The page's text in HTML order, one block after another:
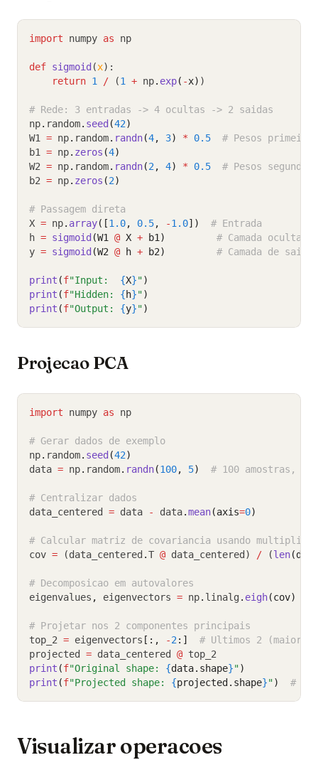
import numpy as np
def sigmoid (x):
return 1 / (1 + np. exp( -x) )
# Rede: 3 entradas -> 4 ocultas -> 2 saidas
np. random. seed (42)
W1 = np. random. randn(4, 3) * 0.5
# Pesos primeira
b1 = np. zeros (4)
W2 = np. random. randn(2 , 4) * 0.5
# Pesos segunda
b2 = np. zeros (2)
# Passagem direta
X = np. array([1.0, 0.5, -1.0])
# Entrada
h = sigmoid (W1 @ X + b1)
# Camada oculta
y = sigmoid (W2 @ h + b2) # Camada de saida
print (f"Input: {X}")
print (f"Hidden: {h}")
print (f"Output: {y}")
Projecao PCA
import numpy as np
# Gerar dados de exemplo
np. random. seed (42)
data = np. random. randn(100, 5) # 100 amostras, 5
# Centralizar dados
data_centered = data - data.mean(axis=0)
# Calcular matriz de covariancia usando
cov = (data_centered .T @ data_centered) / (len
# Decomposicao em autovalores
eigenvalues , eigenvectors = np. linalg . eigh(cov)
# Projetar nos 2 componentes principais
top_2 = eigenvectors [:, -2 :]
# Ultimos 2 (maiores
projected = data_centered @ top_2
print (f"Original shape: {data.shape}")
print (f"Projected shape: {projected.shape}") #
Visualizar operacoes